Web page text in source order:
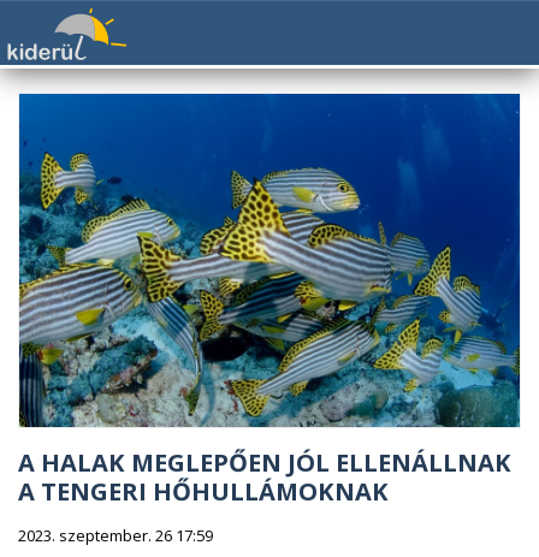
A HALAK MEGLEPŐEN JÓL ELLENÁLLNAK
A TENGERI HŐHULLÁMOKNAK
2023. szeptember. 26 17:59